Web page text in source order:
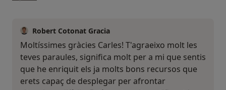
Robert Cotonat Gracia
Moltíssimes gràcies Carles! T'agraeixo molt les
teves paraules, significa molt per a mi que sentis
que he enriquit els ja molts bons recursos que
erets capaç de desplegar per afrontar